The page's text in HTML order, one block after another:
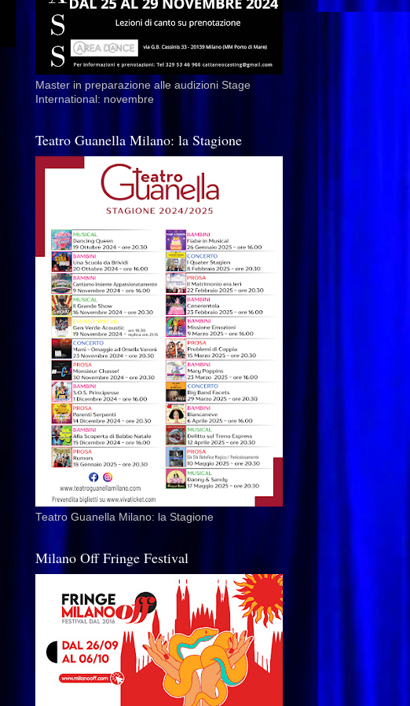
Master in preparazione alle audizioni Stage
International: novembre
Teatro Guanella Milano: la Stagione
Teatro Guanella Milano: la Stagione
Milano Off Fringe Festival